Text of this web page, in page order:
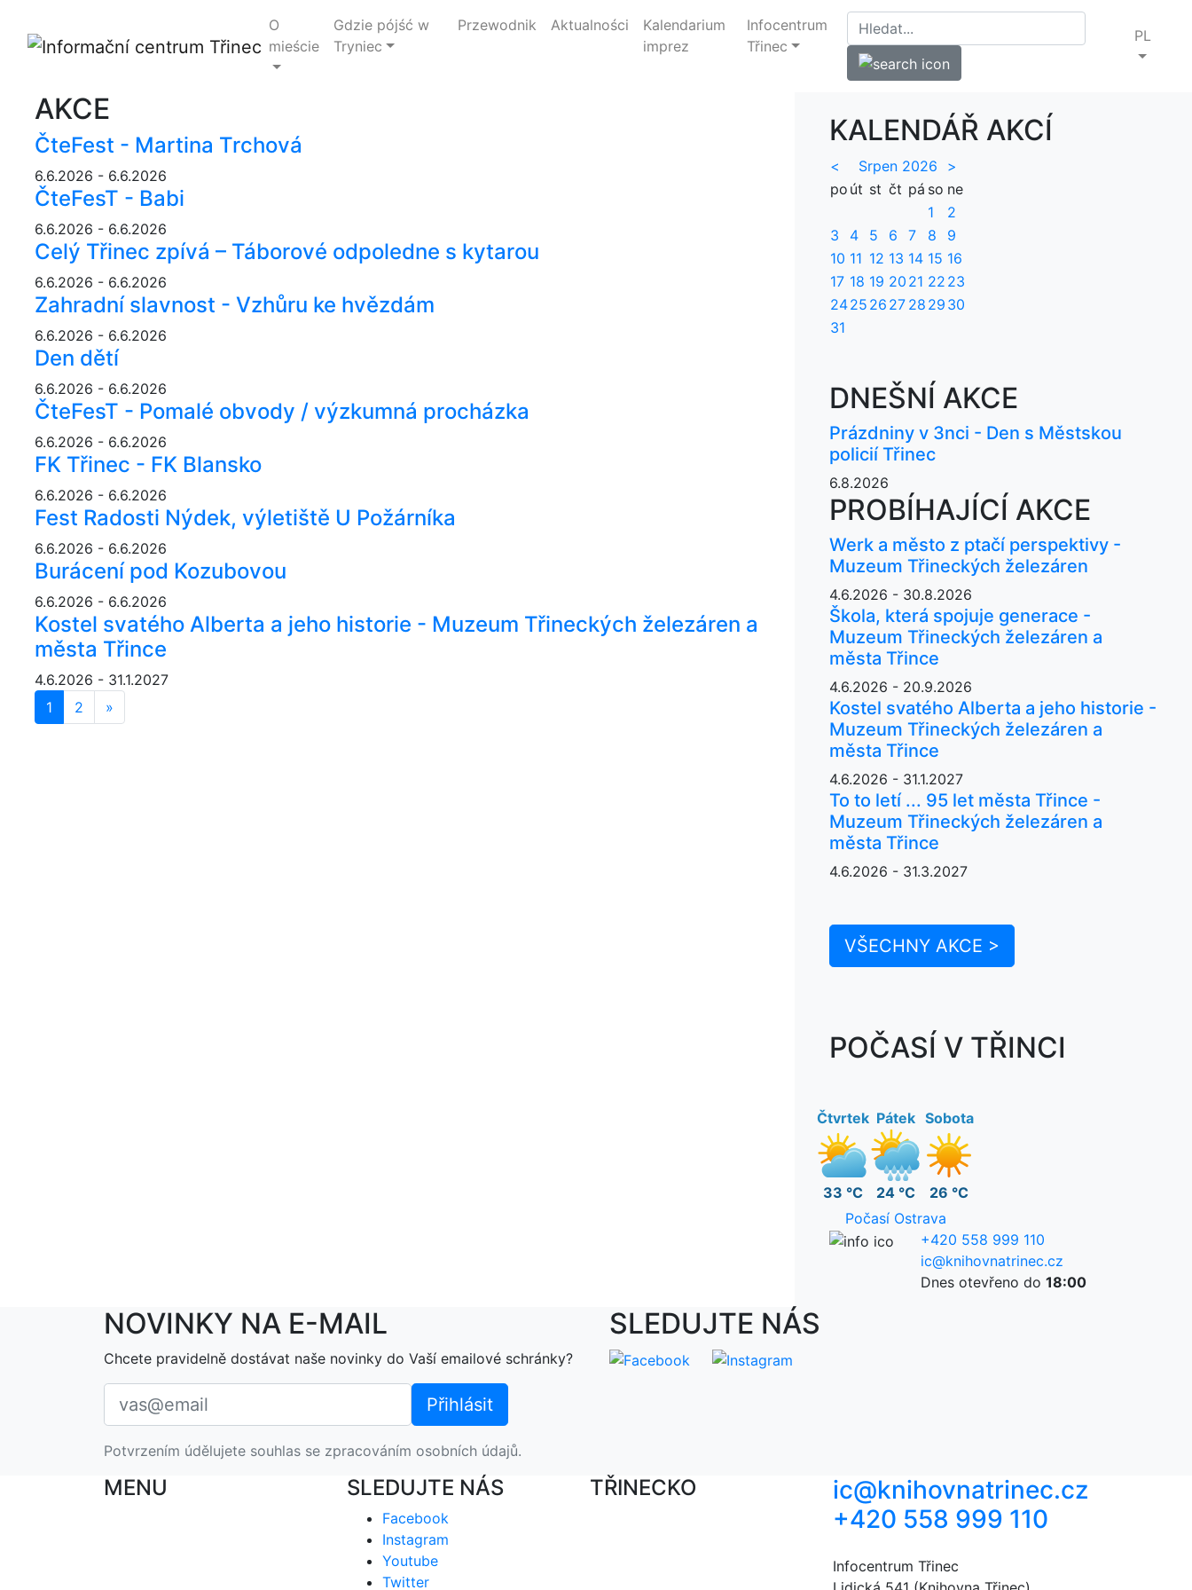
O
mieście
Gdzie pójść w
Tryniec
Przewodnik Aktualności
Kalendarium
imprez
Infocentrum
Třinec
PL
AKCE
ČteFest - Martina Trchová
6.6.2026 - 6.6.2026
ČteFesT - Babi
6.6.2026 - 6.6.2026
Celý Třinec zpívá – Táborové odpoledne s kytarou
6.6.2026 - 6.6.2026
Zahradní slavnost - Vzhůru ke hvězdám
6.6.2026 - 6.6.2026
Den dětí
6.6.2026 - 6.6.2026
ČteFesT - Pomalé obvody / výzkumná procházka
6.6.2026 - 6.6.2026
FK Třinec - FK Blansko
6.6.2026 - 6.6.2026
Fest Radosti Nýdek, výletiště U Požárníka
6.6.2026 - 6.6.2026
Burácení pod Kozubovou
6.6.2026 - 6.6.2026
Kostel svatého Alberta a jeho historie - Muzeum Třineckých železáren a
města Třince
4.6.2026 - 31.1.2027
1
2 »
KALENDÁŘ AKCÍ
< Srpen 2026
>
po út st čt pá so ne
1
2
3
4 5 6 7 8
9
10 11 12 13 14 15 16
17 18 19 20 21 22 23
2425 26 27 28 29 30
31
DNEŠNÍ AKCE
Prázdniny v 3nci - Den s Městskou
policií Třinec
6.8.2026
PROBÍHAJÍCÍ AKCE
Werk a město z ptačí perspektivy -
Muzeum Třineckých železáren
4.6.2026 - 30.8.2026
Škola, která spojuje generace -
Muzeum Třineckých železáren a
města Třince
4.6.2026 - 20.9.2026
Kostel svatého Alberta a jeho historie -
Muzeum Třineckých železáren a
města Třince
4.6.2026 - 31.1.2027
To to letí ... 95 let města Třince -
Muzeum Třineckých železáren a
města Třince
4.6.2026 - 31.3.2027
VŠECHNY AKCE >
POČASÍ V TŘINCI
Čtvrtek
33 °C
Pátek
24 °C
Sobota
26 °C
Počasí Ostrava
+420 558 999 110
ic@knihovnatrinec.cz
Dnes otevřeno do 18:00
NOVINKY NA E-MAIL
Chcete pravidelně dostávat naše novinky do Vaší emailové schránky?
Potvrzením údělujete souhlas se zpracováním osobních údajů.
SLEDUJTE NÁS
MENU SLEDUJTE NÁS
Facebook
Instagram
Youtube
Twitter
TŘINECKO
ic@knihovnatrinec.cz
+420 558 999 110
Infocentrum Třinec